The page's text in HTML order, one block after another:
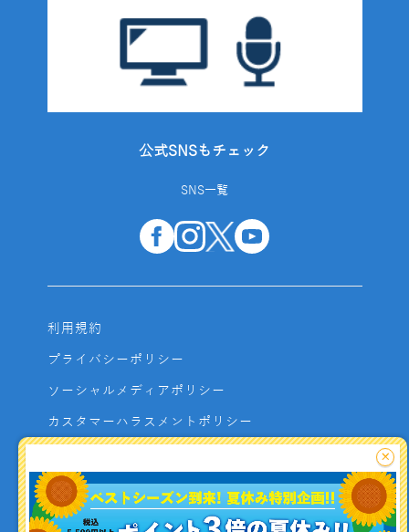
公式SNSもチェック
SNS一覧
利用規約
プライバシーポリシー
ソーシャルメディアポリシー
カスタマーハラスメントポリシー
よくあるご質問
お問い合わせ
×